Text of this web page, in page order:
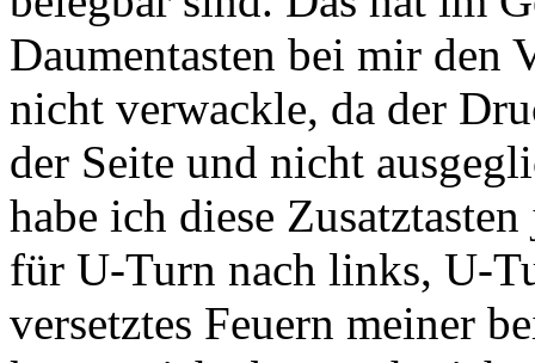
Daumentasten bei mir den
nicht verwackle, da der
der Seite und nicht
habe ich diese
für U-Turn nach links, U-
versetztes Feuern meiner